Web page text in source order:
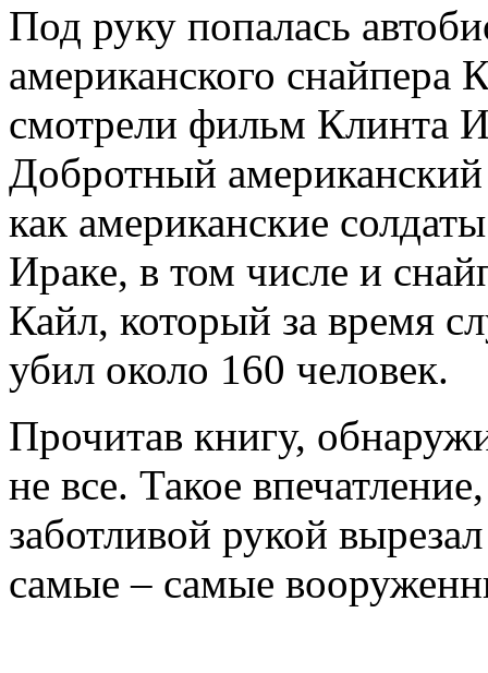
Под руку попалась
американского снайпера
смотрели фильм Клинта
Добротный
как американские
Ираке, в том числе и
Кайл, который за время
убил около 160 человек.
Прочитав книгу,
не все. Такое
заботливой рукой
самые – самые